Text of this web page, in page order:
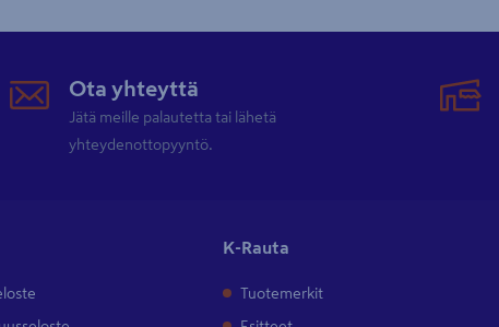
Ota yhteyttä
Jätä meille palautetta tai lähetä
yhteydenottopyyntö.
K-Rauta
Tuotemerkit